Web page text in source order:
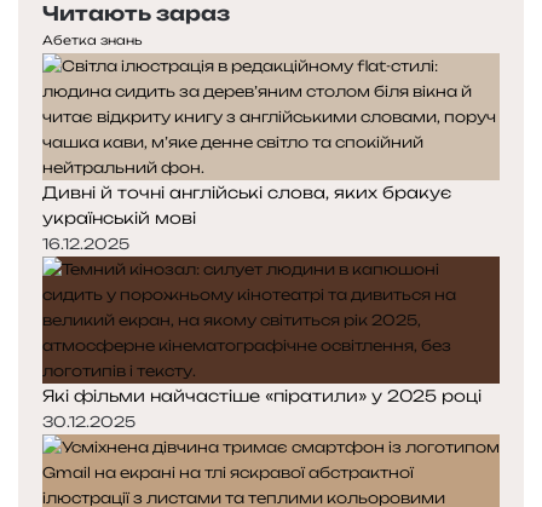
Читають зараз
Абетка знань
Дивні й точні англійські слова, яких бракує
українській мові
16.12.2025
Які фільми найчастіше «піратили» у 2025 році
30.12.2025